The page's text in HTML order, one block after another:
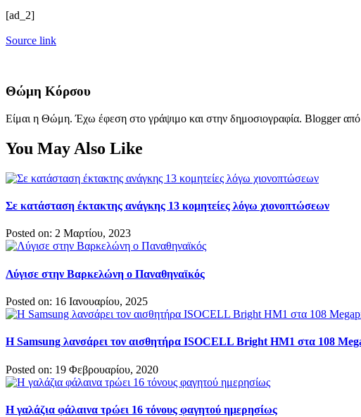
[ad_2]
Source link
Θώμη Κόρσου
Είμαι η Θώμη. Έχω έφεση στο γράψιμο και στην δημοσιογραφία. Blogger
You May Also Like
Σε κατάσταση έκτακτης ανάγκης 13 κομητείες λόγω χιονοπτώσεων
Posted on: 2 Μαρτίου, 2023
Λύγισε στην Βαρκελώνη ο Παναθηναϊκός
Posted on: 16 Ιανουαρίου, 2025
Η Samsung λανσάρει τον αισθητήρα ISOCELL Bright HM1 στα 108
Posted on: 19 Φεβρουαρίου, 2020
Η γαλάζια φάλαινα τρώει 16 τόνους φαγητού ημερησίως